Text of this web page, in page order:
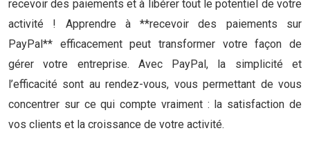
recevoir des paiements et à libérer tout le potentiel de votre
activité ! Apprendre à **recevoir des paiements sur
PayPal** efficacement peut transformer votre façon de
gérer votre entreprise. Avec PayPal, la simplicité et
l’efficacité sont au rendez-vous, vous permettant de vous
concentrer sur ce qui compte vraiment : la satisfaction de
vos clients et la croissance de votre activité.